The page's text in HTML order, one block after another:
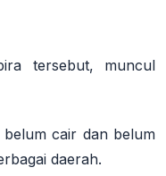
tersebut, muncul
cair dan belum
daerah.